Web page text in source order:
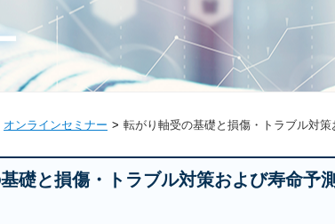
オンラインセミナー 転がり軸受の基礎と損傷・トラブル対
礎と損傷・トラブル対策および寿命